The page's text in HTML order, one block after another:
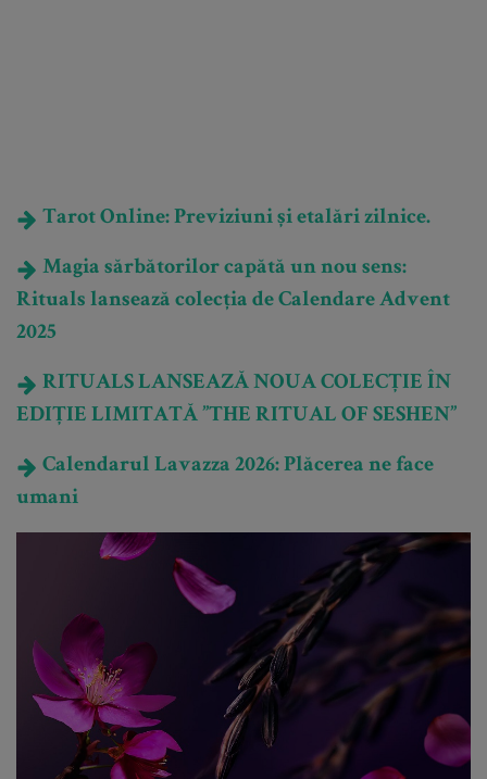
Tarot Online: Previziuni și etalări zilnice.
Magia sărbătorilor capătă un nou sens:
Rituals lansează colecția de Calendare Advent
2025
RITUALS LANSEAZĂ NOUA COLECȚIE ÎN
EDIȚIE LIMITATĂ ”THE RITUAL OF SESHEN”
Calendarul Lavazza 2026: Plăcerea ne face
umani